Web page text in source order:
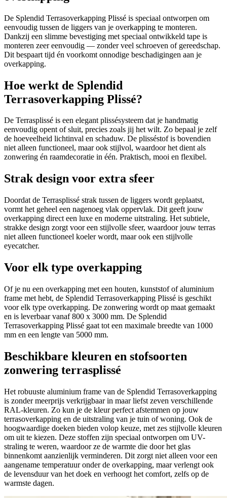
De Splendid Terrasoverkapping Plissé is speciaal ontworpen om
eenvoudig tussen de liggers van je overkapping te monteren.
Dankzij een slimme bevestiging met speciaal ontwikkeld tape is
monteren zeer eenvoudig — zonder veel schroeven of gereedschap.
Dit bespaart tijd én voorkomt onnodige beschadigingen aan je
overkapping.
Hoe werkt de Splendid
Terrasoverkapping Plissé?
De Terrasplissé is een elegant plissésysteem dat je handmatig
eenvoudig opent of sluit, precies zoals jij het wilt. Zo bepaal je zelf
de hoeveelheid lichtinval en schaduw. De plisséstof is bovendien
niet alleen functioneel, maar ook stijlvol, waardoor het dient als
zonwering én raamdecoratie in één. Praktisch, mooi en flexibel.
Strak design voor extra sfeer
Doordat de Terrasplissé strak tussen de liggers wordt geplaatst,
vormt het geheel een nagenoeg vlak oppervlak. Dit geeft jouw
overkapping direct een luxe en moderne uitstraling. Het subtiele,
strakke design zorgt voor een stijlvolle sfeer, waardoor jouw terras
niet alleen functioneel koeler wordt, maar ook een stijlvolle
eyecatcher.
Voor elk type overkapping
Of je nu een overkapping met een houten, kunststof of aluminium
frame met hebt, de Splendid Terrasoverkapping Plissé is geschikt
voor elk type overkapping. De zonwering wordt op maat gemaakt
en is leverbaar vanaf 800 x 3000 mm. De Splendid
Terrasoverkapping Plissé gaat tot een maximale breedte van 1000
mm en een lengte van 5000 mm.
Beschikbare kleuren en stofsoorten
zonwering terrasplissé
Het robuuste aluminium frame van de Splendid Terrasoverkapping
is zonder meerprijs verkrijgbaar in maar liefst zeven verschillende
RAL-kleuren. Zo kun je de kleur perfect afstemmen op jouw
terrasoverkapping en de uitstraling van je tuin of woning. Ook de
hoogwaardige doeken bieden volop keuze, met zes stijlvolle kleuren
om uit te kiezen. Deze stoffen zijn speciaal ontworpen om UV-
straling te weren, waardoor ze de warmte die door het glas
binnenkomt aanzienlijk verminderen. Dit zorgt niet alleen voor een
aangename temperatuur onder de overkapping, maar verlengt ook
de levensduur van het doek en verhoogt het comfort, zelfs op de
warmste dagen.